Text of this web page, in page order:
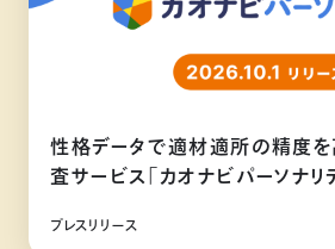
性格データで適材適所の精度を
査サービス「カオナビパーソナ
プレスリリース